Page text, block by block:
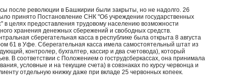
после революции в Башкирии были закрыты, но не надолго. 26
принято Постановление СНК "Об учреждении государственных
в целях предоставления трудовому населению возможности
хранения денежных сбережений и свободных средств.
сберегательная касса в республике была открыта 8 августа
61 в Уфе. Сберегательная касса имела самостоятельный штат из
контролер, бухгалтер, кассир и два счетовода), который
В соответствии с Положением о гострудсберкассах, она принимала
условные и на текущие счета) в совзнаках по курсу червонца и
отдельную книжку даже при вкладе 25 червонных копеек.